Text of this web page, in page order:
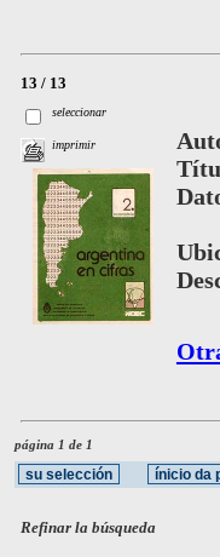
13 / 13
seleccionar
imprimir
página 1 de 1
Refinar la búsqueda